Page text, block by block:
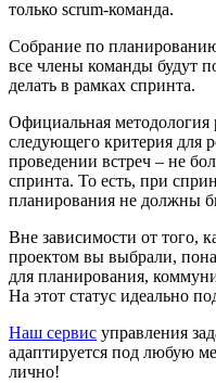
только scrum-команда.
Собрание по планированию
все члены команды будут
делать в рамках спринта.
Официальная методология
следующего критерия для
проведении встреч – не
спринта. То есть, при
планирования не должны
Вне зависимости от того,
проектом вы выбрали,
для планирования,
На этот статус идеально
Наш сервис управления
адаптируется под любую
лично!